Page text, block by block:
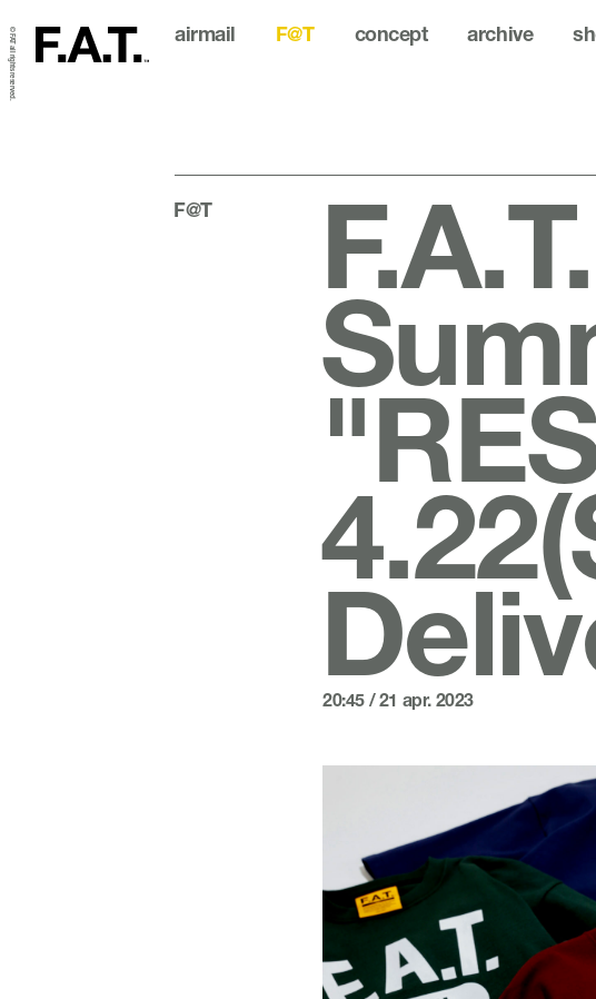
airmail F@T concept archive
© FAT all rights reserved.
F@T
20:45 / 21 apr. 2023